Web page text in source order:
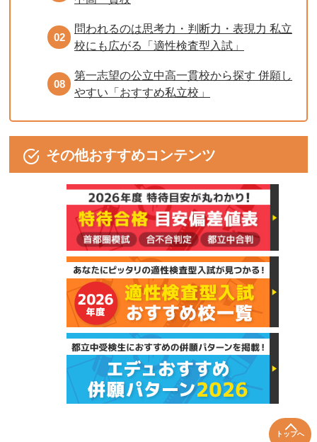
02
問われるのは思考力・判断力・表現力 私立
校にも広がる「適性検査型入試」
08
第一志望の公立中高一貫校から探す 併願し
やすい「おすすめ私立校」
その他おすすめコンテンツ
トップへ